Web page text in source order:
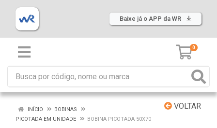
Baixe já o APP da WR
0
VOLTAR
INÍCIO
BOBINAS
PICOTADA EM UNIDADE
BOBINA PICOTADA 50X70